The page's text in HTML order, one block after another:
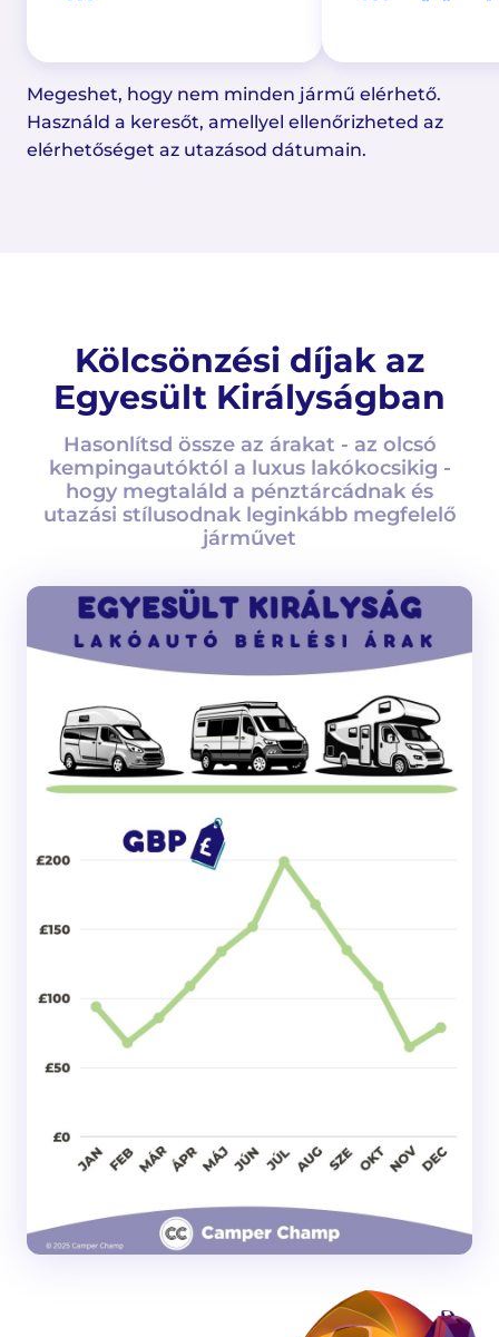
Megeshet, hogy nem minden jármű elérhető.
Használd a keresőt, amellyel ellenőrizheted az
elérhetőséget az utazásod dátumain.
Kölcsönzési díjak az
Egyesült Királyságban
Hasonlítsd össze az árakat - az olcsó
kempingautóktól a luxus lakókocsikig -
hogy megtaláld a pénztárcádnak és
utazási stílusodnak leginkább megfelelő
járművet